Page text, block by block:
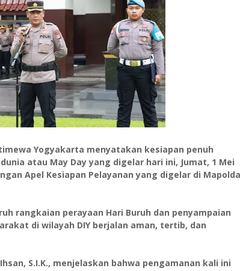
Yogyakarta menyatakan kesiapan penuh
atau May Day yang digelar hari ini, Jumat, 1 Mei
Apel Kesiapan Pelayanan yang digelar di Mapolda
rangkaian perayaan Hari Buruh dan penyampaian
di wilayah DIY berjalan aman, tertib, dan
S.I.K., menjelaskan bahwa pengamanan kali ini